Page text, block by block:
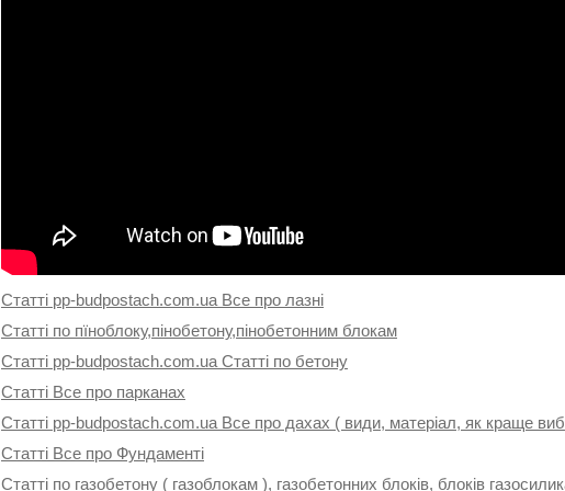
Статті pp-budpostach.com.ua Все про лазні
Статті по пїноблоку,пінобетону,пінобетонним блокам
Статті pp-budpostach.com.ua Статті по бетону
Статті Все про парканах
Статті pp-budpostach.com.ua Все про дахах ( види, матеріал, як краще
Статті Все про Фундаменті
Статті по газобетону ( газоблокам ), газобетонних блоків, блоків